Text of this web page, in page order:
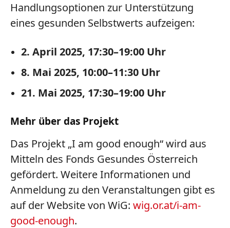
Handlungsoptionen zur Unterstützung
eines gesunden Selbstwerts aufzeigen:
2. April 2025, 17:30–19:00 Uhr
8. Mai 2025, 10:00–11:30 Uhr
21. Mai 2025, 17:30–19:00 Uhr
Mehr über das Projekt
Das Projekt „I am good enough“ wird aus
Mitteln des Fonds Gesundes Österreich
gefördert. Weitere Informationen und
Anmeldung zu den Veranstaltungen gibt es
auf der Website von WiG: wig.or.at/i-am-
good-enough.